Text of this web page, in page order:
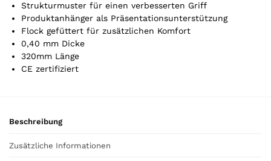
l
.
Y
o
u
a
l
Strukturmuster für einen verbesserten Griff
Produktanhänger als Präsentationsunterstützung
Flock gefüttert für zusätzlichen Komfort
0,40 mm Dicke
320mm Länge
CE zertifiziert
Beschreibung
Zusätzliche Informationen